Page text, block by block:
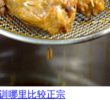
哪里比较正宗